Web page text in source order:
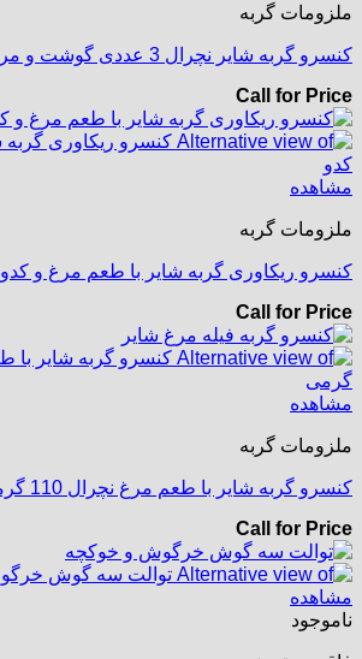
ملزومات گربه
کنسرو گربه شایر نچرال 3 عددی گوشت و مرغ
Call for Price
مشاهده
ملزومات گربه
کنسرو ریکاوری گربه شایر با طعم مرغ و کدو
Call for Price
مشاهده
ملزومات گربه
کنسرو گربه شایر با طعم مرغ نچرال 110 گرمی
Call for Price
مشاهده
ناموجود